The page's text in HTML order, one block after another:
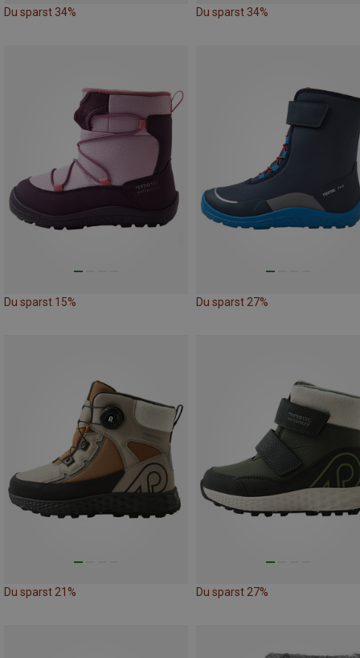
Du sparst 34% Du sparst 34%
Du sparst 15% Du sparst 27%
Du sparst 21% Du sparst 27%